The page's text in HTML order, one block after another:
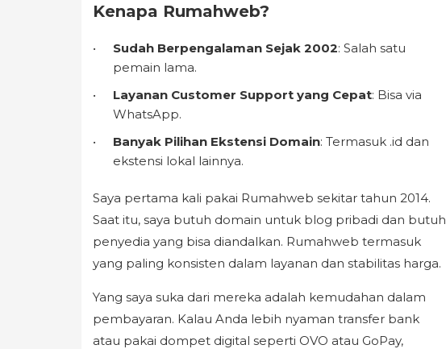
Kenapa Rumahweb?
Sudah Berpengalaman Sejak 2002: Salah satu
pemain lama.
Layanan Customer Support yang Cepat: Bisa via
WhatsApp.
Banyak Pilihan Ekstensi Domain: Termasuk .id dan
ekstensi lokal lainnya.
Saya pertama kali pakai Rumahweb sekitar tahun 2014.
Saat itu, saya butuh domain untuk blog pribadi dan butuh
penyedia yang bisa diandalkan. Rumahweb termasuk
yang paling konsisten dalam layanan dan stabilitas harga.
Yang saya suka dari mereka adalah kemudahan dalam
pembayaran. Kalau Anda lebih nyaman transfer bank
atau pakai dompet digital seperti OVO atau GoPay,